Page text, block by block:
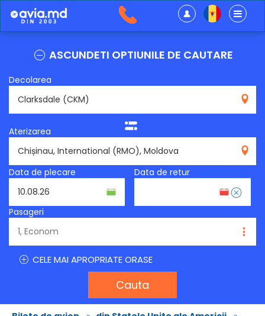
ASCUNDETI OPTIUNILE DE CAUTARE
Decolarea
Aterizarea
Data de plecare
Data de retur
Pasageri
CELE MAI APROPRIATE ORASE
Cauta